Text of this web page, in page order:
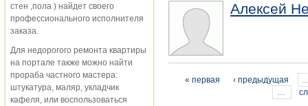
стен ,пола ) найдет своего
профессионального исполнителя
заказа.
Для недорогого ремонта квартиры
на портале также можно найти
прораба частного мастера:
штукатура, маляр, укладчик
кафеля, или воспользоваться
Алексей
Страницы
« первая ‹ предыдущая
…